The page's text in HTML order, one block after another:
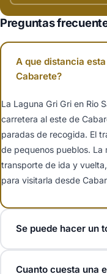
Preguntas
A que distancia
Cabarete?
La Laguna Gri Gri en Rio
carretera al este de
paradas de recogida. El
de pequenos pueblos. La
transporte de ida y
para visitarla desde
Se puede hacer un
Si. Sosua esta
Juan, y muchos
Cuanto cuesta una